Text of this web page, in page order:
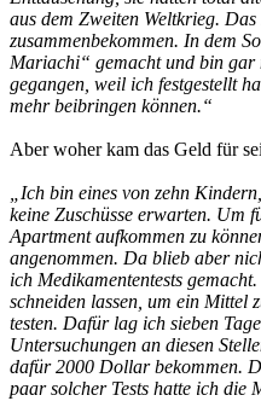
aus dem Zweiten Weltkrieg.
zusammenbekommen. In dem
Mariachi“ gemacht und bin
gegangen, weil ich festgestellt
mehr beibringen können.“
Aber woher kam das Geld für
„Ich bin eines von zehn
keine Zuschüsse erwarten. Um
Apartment aufkommen zu
angenommen. Da blieb aber
ich Medikamententests
schneiden lassen, um ein Mittel
testen. Dafür lag ich sieben
Untersuchungen an diesen
dafür 2000 Dollar bekommen.
paar solcher Tests hatte ich die